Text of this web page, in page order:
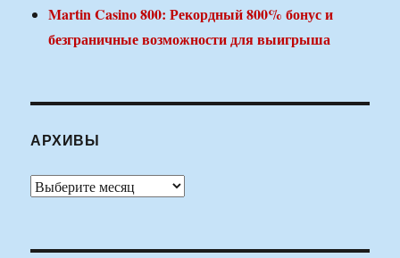
Martin Casino 800: Рекордный 800% бонус и
безграничные возможности для выигрыша
АРХИВЫ
Архивы